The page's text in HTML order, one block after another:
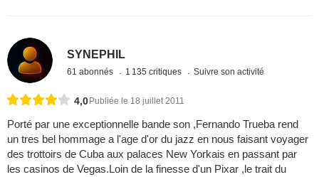
SYNEPHIL
61 abonnés 1 135 critiques Suivre son activité
4,0 Publiée le 18 juillet 2011
Porté par une exceptionnelle bande son ,Fernando Trueba rend
un tres bel hommage a l'age d'or du jazz en nous faisant voyager
des trottoirs de Cuba aux palaces New Yorkais en passant par
les casinos de Vegas.Loin de la finesse d'un Pixar ,le trait du